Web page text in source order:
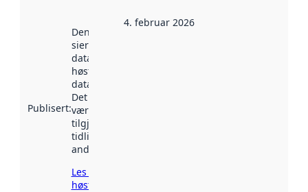
Publisert:
Denne datoen
sier når
datasettet ble
høstet av
data.norge.no.
Det kan ha
vært
tilgjengelig
tidligere
andre steder.
Les mer om
høsting her
4. februar 2026